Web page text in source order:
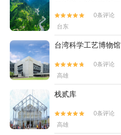


0条评论
台东
台湾科学工艺博物馆


0条评论
高雄
栈贰库


0条评论
高雄